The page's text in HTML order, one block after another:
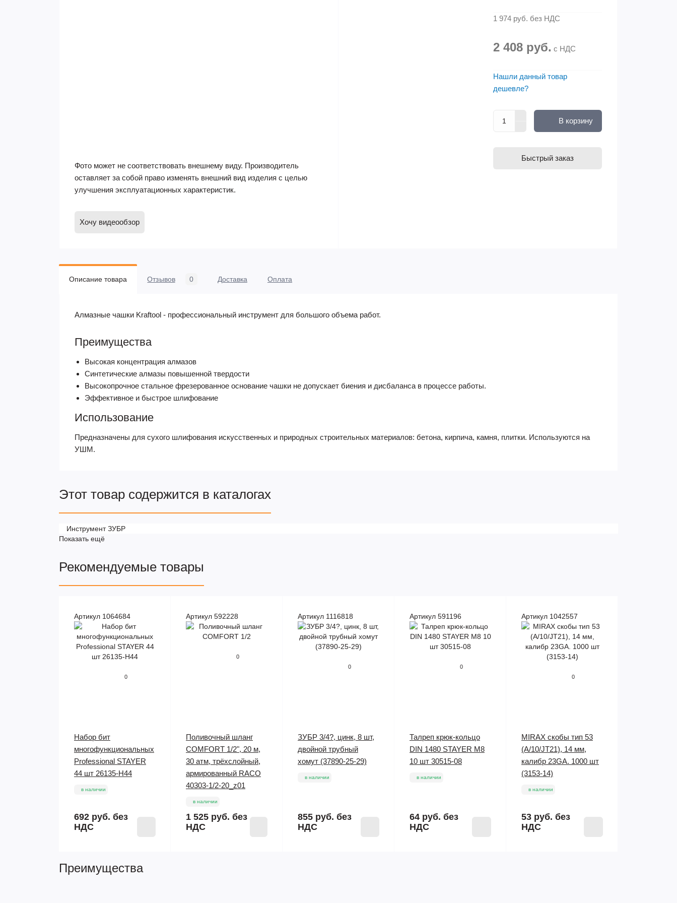
Фото может не соответствовать внешнему виду. Производитель
оставляет за собой право изменять внешний вид изделия с целью
улучшения эксплуатационных характеристик.
Хочу видеообзор
1 974 руб. без НДС
2 408 руб. с НДС
Нашли данный товар
дешевле?
В корзину
Быстрый заказ
Описание товара Отзывов 0 Доставка Оплата
Алмазные чашки Kraftool - профессиональный инструмент для большого объема работ.
Преимущества
Высокая концентрация алмазов
Синтетические алмазы повышенной твердости
Высокопрочное стальное фрезерованное основание чашки не допускает биения и дисбаланса в процессе работы.
Эффективное и быстрое шлифование
Использование
Предназначены для сухого шлифования искусственных и природных строительных материалов: бетона, кирпича, камня, плитки. Используются на
УШМ.
Этот товар содержится в каталогах
Инструмент ЗУБР
Показать ещё
Рекомендуемые товары
Артикул 1064684
0
Набор бит
многофункциональных
Professional STAYER
44 шт 26135-H44
в наличии
692 руб. без
НДС
Артикул 592228
0
Поливочный шланг
COMFORT 1/2", 20 м,
30 атм, трёхслойный,
армированный RACO
40303-1/2-20_z01
в наличии
1 525 руб. без
НДС
Артикул 1116818
0
ЗУБР 3/4?, цинк, 8 шт,
двойной трубный
хомут (37890-25-29)
в наличии
855 руб. без
НДС
Артикул 591196
0
Талреп крюк-кольцо
DIN 1480 STAYER М8
10 шт 30515-08
в наличии
64 руб. без
НДС
Артикул 1042557
0
MIRAX скобы тип 53
(A/10/JT21), 14 мм,
калибр 23GA. 1000 шт
(3153-14)
в наличии
53 руб. без
НДС
Преимущества